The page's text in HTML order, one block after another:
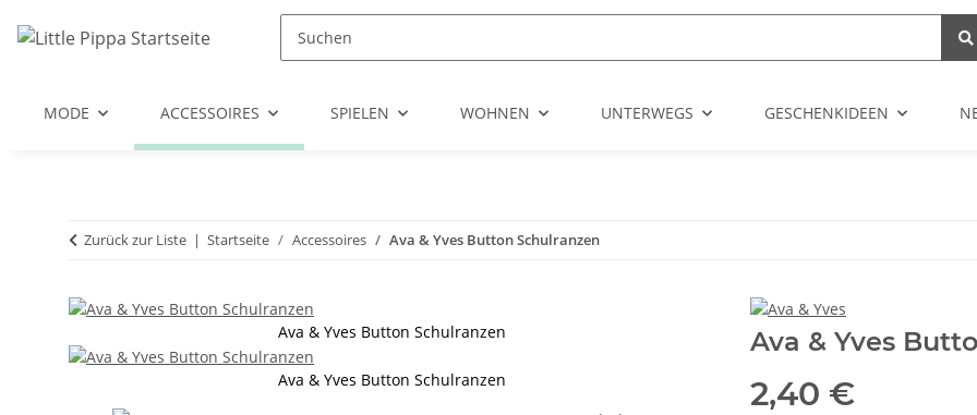
MODE ACCESSOIRES SPIELEN WOHNEN UNTERWEGS GESCHENKIDEEN
Zurück zur Liste Startseite Accessoires Ava & Yves Button Schulranzen
Ava & Yves Button Schulranzen
Ava & Yves Button Schulranzen
Ava & Yves
2,40 €